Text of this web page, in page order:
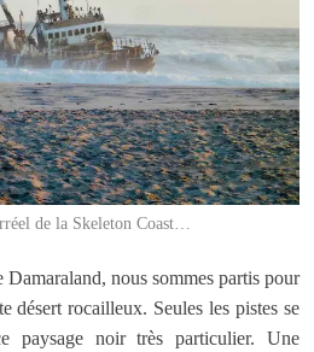
de la Skeleton Coast…
Damaraland, nous sommes partis pour
désert rocailleux. Seules les pistes se
paysage noir très particulier. Une